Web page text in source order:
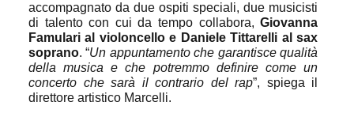
accompagnato da due ospiti speciali, due musicisti
di talento con cui da tempo collabora,Giovanna
Famulari al violoncello e Daniele Tittarelli al sax
soprano. “Un appuntamento che garantisce qualità
della musica e che potremmo definire come un
concerto che sarà il contrario del rap”, spiega il
direttore artistico Marcelli.